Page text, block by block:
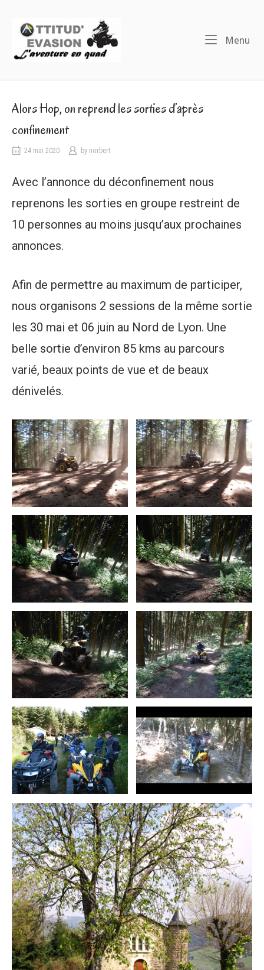
content
Home
Menu
Alors Hop, on reprend les sorties d’après
confinement
24 mai 2020 by norbert
Avec l’annonce du déconfinement nous
reprenons les sorties en groupe restreint de
10 personnes au moins jusqu’aux prochaines
annonces.
Afin de permettre au maximum de participer,
nous organisons 2 sessions de la même sortie
les 30 mai et 06 juin au Nord de Lyon. Une
belle sortie d’environ 85 kms au parcours
varié, beaux points de vue et de beaux
dénivelés.